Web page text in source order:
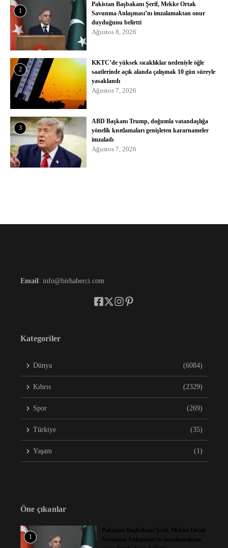
1
Pakistan Başbakanı Şerif, Mekke Ortak
Savunma Anlaşması’nı imzalamaktan onur
duyduğunu belirtti
Ağustos 8, 2026
2
KKTC’de yüksek sıcaklıklar nedeniyle öğle
saatlerinde açık alanda çalışmak 10 gün süreyle
yasaklandı
Ağustos 7, 2026
3
ABD Başkanı Trump, doğumla vatandaşlığa
yönelik kısıtlamaları genişleten kararnameler
imzaladı
Ağustos 7, 2026
Email: info@birhaberci.com
Kategoriler
Dünya (6084)
Kıbrıs (2329)
Spor (269)
Türkiye (35)
Yaşam (1)
Öne çıkanlar
1
Pakistan Başbakanı Şerif, Mekke Ortak
Savunma Anlaşması’nı imzalamaktan